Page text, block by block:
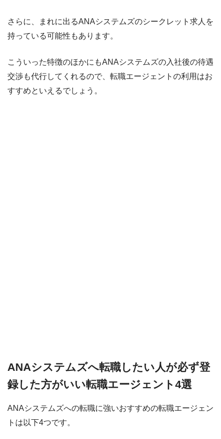
さらに、まれに出るANAシステムズのシークレット求人を
持っている可能性もあります。
こういった特徴のほかにもANAシステムズの入社後の待遇
交渉も代行してくれるので、転職エージェントの利用はお
すすめといえるでしょう。
ANAシステムズへ転職したい人が必ず登
録した方がいい転職エージェント4選
ANAシステムズへの転職に強いおすすめの転職エージェン
トは以下4つです。